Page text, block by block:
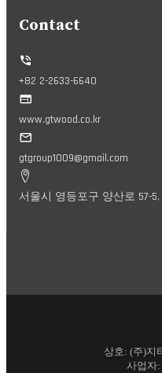
Contact
+82 2-2633-6640
www.gtwood.co.kr
gtgroup1009@gmail.com
서울시 영등포구 양산로 57-
상호: (주)지
사업자: